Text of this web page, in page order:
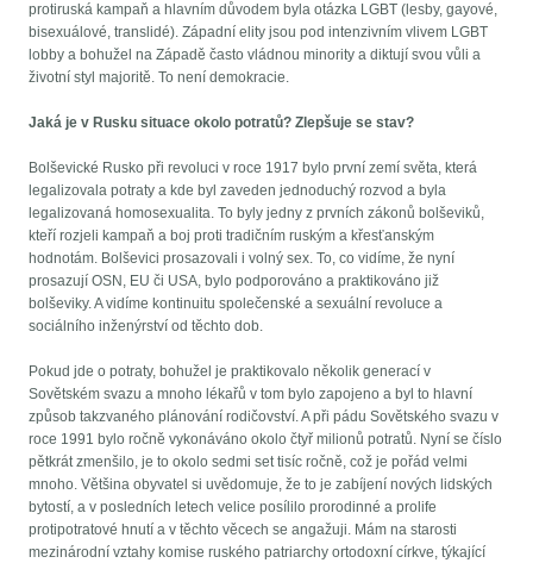
protiruská kampaň a hlavním důvodem byla otázka LGBT (lesby, gayové,
bisexuálové, translidé). Západní elity jsou pod intenzivním vlivem LGBT
lobby a bohužel na Západě často vládnou minority a diktují svou vůli a
životní styl majoritě. To není demokracie.
Jaká je v Rusku situace okolo potratů? Zlepšuje se stav?
Bolševické Rusko při revoluci v roce 1917 bylo první zemí světa, která
legalizovala potraty a kde byl zaveden jednoduchý rozvod a byla
legalizovaná homosexualita. To byly jedny z prvních zákonů bolševiků,
kteří rozjeli kampaň a boj proti tradičním ruským a křesťanským
hodnotám. Bolševici prosazovali i volný sex. To, co vidíme, že nyní
prosazují OSN, EU či USA, bylo podporováno a praktikováno již
bolševiky. A vidíme kontinuitu společenské a sexuální revoluce a
sociálního inženýrství od těchto dob.
Pokud jde o potraty, bohužel je praktikovalo několik generací v
Sovětském svazu a mnoho lékařů v tom bylo zapojeno a byl to hlavní
způsob takzvaného plánování rodičovství. A při pádu Sovětského svazu v
roce 1991 bylo ročně vykonáváno okolo čtyř milionů potratů. Nyní se číslo
pětkrát zmenšilo, je to okolo sedmi set tisíc ročně, což je pořád velmi
mnoho. Většina obyvatel si uvědomuje, že to je zabíjení nových lidských
bytostí, a v posledních letech velice posílilo prorodinné a prolife
protipotratové hnutí a v těchto věcech se angažuji. Mám na starosti
mezinárodní vztahy komise ruského patriarchy ortodoxní církve, týkající